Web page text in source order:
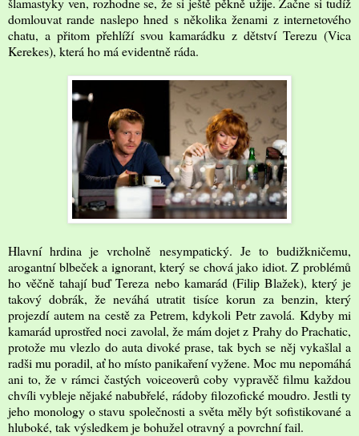
domlouvat rande naslepo hned s několika ženami z internetového
chatu, a přitom přehlíží svou kamarádku z dětství Terezu (Vica
Kerekes), která ho má evidentně ráda.
Hlavní hrdina je vrcholně nesympatický. Je to budižkničemu,
arogantní blbeček a ignorant, který se chová jako idiot. Z problémů
ho věčně tahají buď Tereza nebo kamarád (Filip Blažek), který je
takový dobrák, že neváhá utratit tisíce korun za benzin, který
projezdí autem na cestě za Petrem, kdykoli Petr zavolá. Kdyby mi
kamarád uprostřed noci zavolal, že mám dojet z Prahy do Prachatic,
protože mu vlezlo do auta divoké prase, tak bych se něj vykašlal a
radši mu poradil, ať ho místo panikaření vyžene. Moc mu nepomáhá
ani to, že v rámci častých voiceoverů coby vypravěč filmu každou
chvíli vybleje nějaké nabubřelé, rádoby filozofické moudro. Jestli ty
jeho monology o stavu společnosti a světa měly být sofistikované a
hluboké, tak výsledkem je bohužel otravný a povrchní fail.